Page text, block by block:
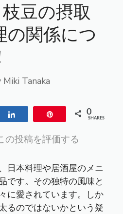
豆の摂取
の関係につ
Miki Tanaka
0
SHARES
の投稿を評価する
日本料理や居酒屋のメニ
です。その独特の風味と
に愛されています。しか
るのではないかという疑